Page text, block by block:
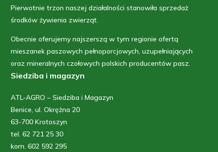
Pierwotnie trzon naszej działalności stanowiła sprzedaż
środków żywienia zwierząt.
Obecnie oferujemy najszerszą w tym regionie ofertą
mieszanek paszowych pełnoporcjowych, uzupełniających
oraz mineralnych czołowych polskich producentów pasz.
Siedziba i magazyn
ATL-AGRO – Siedziba i Magazyn
Benice, ul. Okrężna 20
63-700 Krotoszyn
tel. 62 721 25 30
kom. 602 592 295